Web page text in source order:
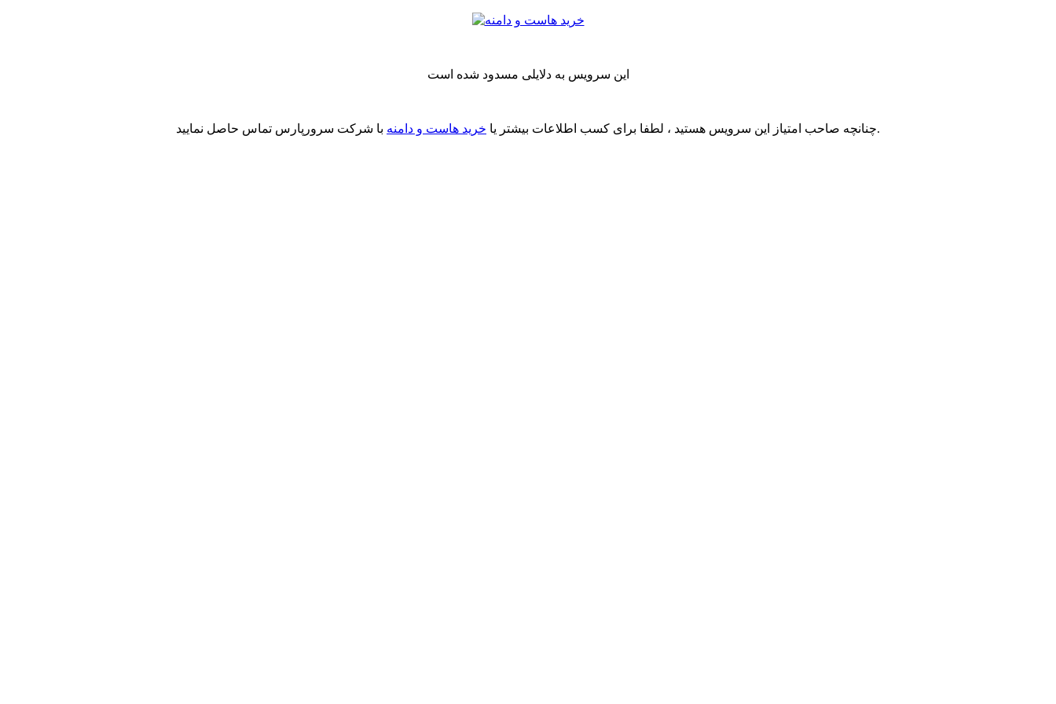
این سرویس به دلایلی مسدود شده است
چنانچه صاحب امتیاز این سرویس هستید ، لطفا برای کسب اطلاعات بیشتر یا خرید هاست و دامنه با شرکت سرورپارس تماس حاصل نمایید.